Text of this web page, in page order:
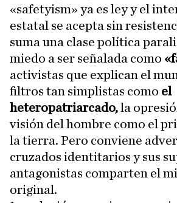
«safetyism» ya es ley y el
estatal se acepta sin
suma una clase política
miedo a ser señalada como
activistas que explican el
filtros tan simplistas como el
heteropatriarcado,la
visión del hombre como el
la tierra. Pero conviene
cruzados identitarios y sus
antagonistas comparten el
original.